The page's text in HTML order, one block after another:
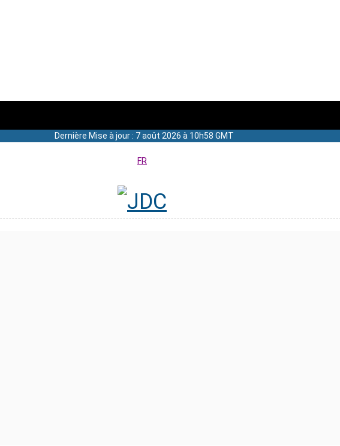
Dernière Mise à jour : 7 août 2026 à 10h58 GMT
FR